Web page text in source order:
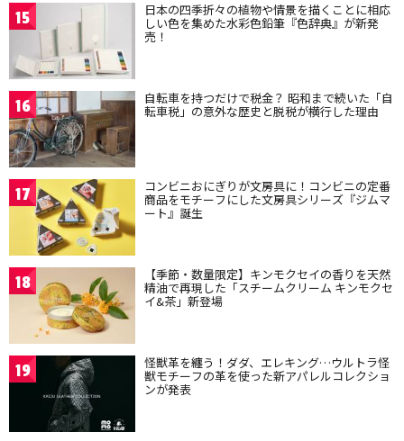
15 日本の四季折々の植物や情景を描くことに相応
しい色を集めた水彩色鉛筆『色辞典』が新発
売！
16 自転車を持つだけで税金？ 昭和まで続いた「自
転車税」の意外な歴史と脱税が横行した理由
17 コンビニおにぎりが文房具に！コンビニの定番
商品をモチーフにした文房具シリーズ『ジムマ
ート』誕生
18 【季節・数量限定】キンモクセイの香りを天然
精油で再現した「スチームクリーム キンモクセ
イ&茶」新登場
19 怪獣革を纏う！ダダ、エレキング…ウルトラ怪
獣モチーフの革を使った新アパレルコレクショ
ンが発表